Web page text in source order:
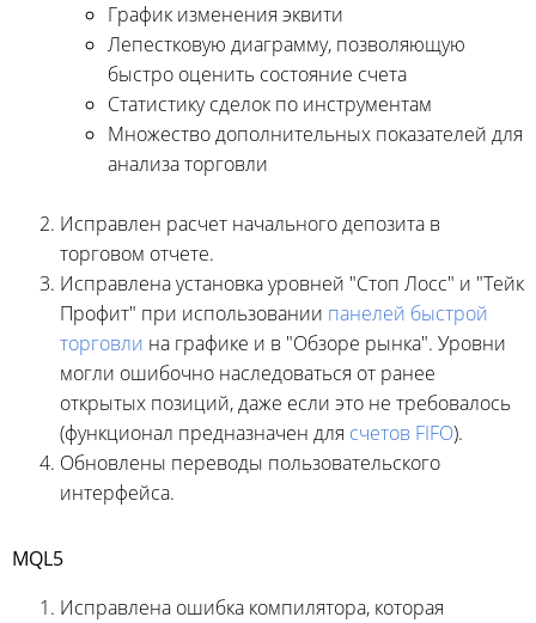
График изменения эквити
Лепестковую диаграмму, позволяющую
быстро оценить состояние счета
Статистику сделок по инструментам
Множество дополнительных показателей для
анализа торговли
Исправлен расчет начального депозита в
торговом отчете.
Исправлена установка уровней "Стоп Лосс" и "Тейк
Профит" при использовании панелей быстрой
торговли на графике и в "Обзоре рынка". Уровни
могли ошибочно наследоваться от ранее
открытых позиций, даже если это не требовалось
(функционал предназначен для счетов FIFO).
Обновлены переводы пользовательского
интерфейса.
MQL5
Исправлена ошибка компилятора, которая